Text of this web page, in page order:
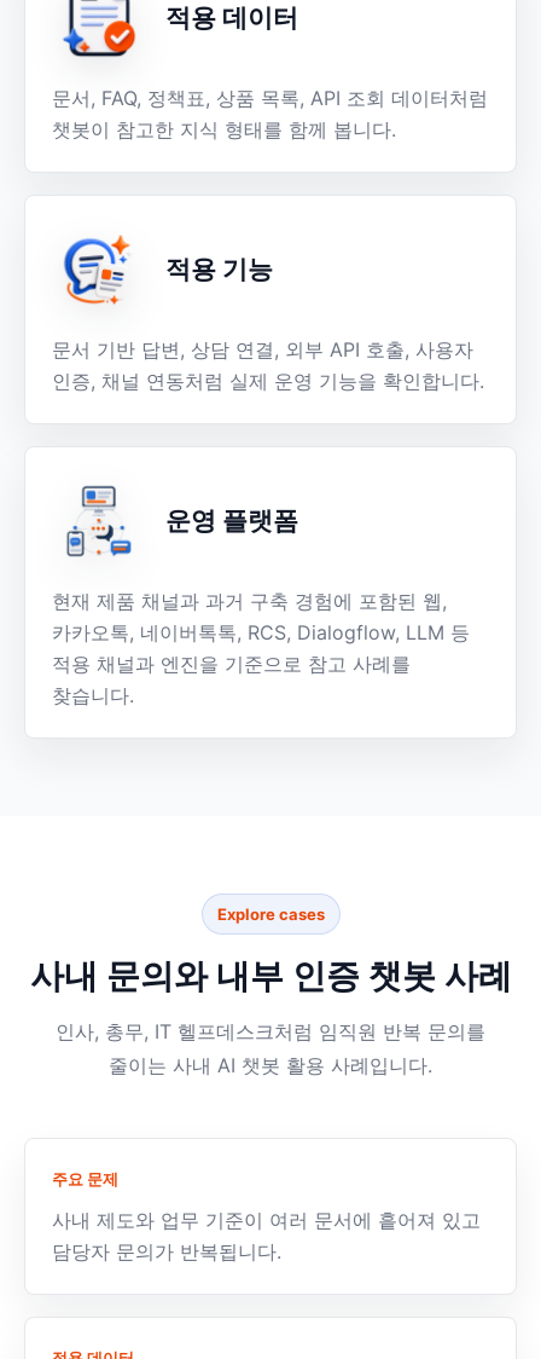
적용 데이터
문서, FAQ, 정책표, 상품 목록, API 조회 데이터처럼
챗봇이 참고한 지식 형태를 함께 봅니다.
적용 기능
문서 기반 답변, 상담 연결, 외부 API 호출, 사용자
인증, 채널 연동처럼 실제 운영 기능을 확인합니다.
운영 플랫폼
현재 제품 채널과 과거 구축 경험에 포함된 웹,
카카오톡, 네이버톡톡, RCS, Dialogflow, LLM 등
적용 채널과 엔진을 기준으로 참고 사례를
찾습니다.
Explore cases
사내 문의와 내부 인증 챗봇 사례
인사, 총무, IT 헬프데스크처럼 임직원 반복 문의를
줄이는 사내 AI 챗봇 활용 사례입니다.
주요 문제
사내 제도와 업무 기준이 여러 문서에 흩어져 있고
담당자 문의가 반복됩니다.